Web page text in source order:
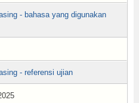
- bahasa yang digunakan
- referensi ujian